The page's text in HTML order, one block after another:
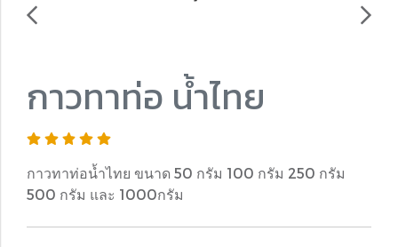
กาวทาท่อ น้ำไทย
กาวทาท่อน้ำไทย ขนาด 50 กรัม 100 กรัม 250 กรัม
500 กรัม และ 1000กรัม